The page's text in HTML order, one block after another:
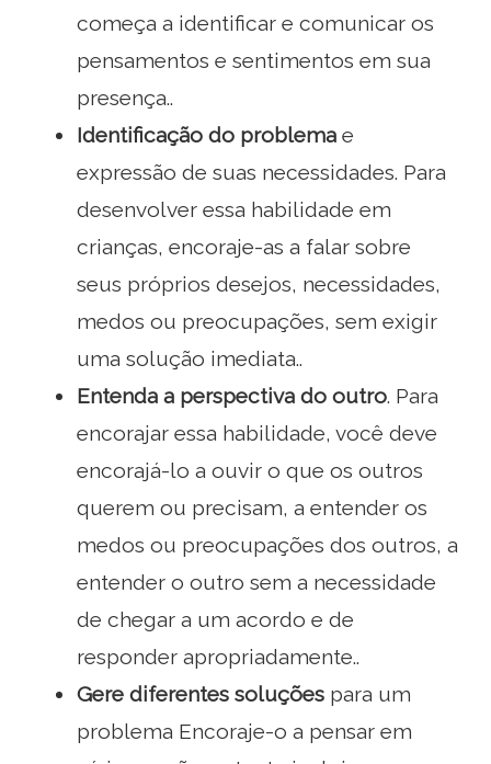
começa a identificar e comunicar os
pensamentos e sentimentos em sua
presença..
Identificação do problema e
expressão de suas necessidades. Para
desenvolver essa habilidade em
crianças, encoraje-as a falar sobre
seus próprios desejos, necessidades,
medos ou preocupações, sem exigir
uma solução imediata..
Entenda a perspectiva do outro. Para
encorajar essa habilidade, você deve
encorajá-lo a ouvir o que os outros
querem ou precisam, a entender os
medos ou preocupações dos outros, a
entender o outro sem a necessidade
de chegar a um acordo e de
responder apropriadamente..
Gere diferentes soluções para um
problema Encoraje-o a pensar em